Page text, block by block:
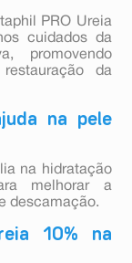
PRO Ureia
cuidados da
promovendo
da
na pele
na hidratação
melhorar a
descamação.
10% na